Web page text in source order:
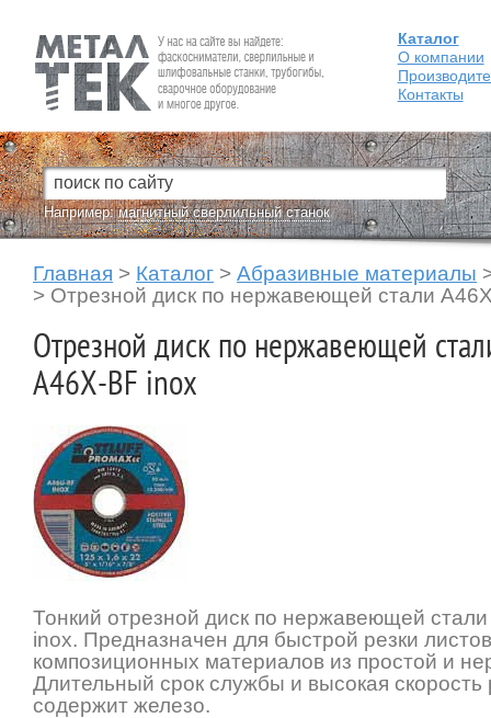
Fein — Профессиональный электроинструмент для обработки
металла.
Каталог
О компании
Контакты
Например:магнитный сверлильный станок
Главная > Каталог > Абразивные материалы
> Отрезной диск по нержавеющей стали
Отрезной диск по нержавеющей
A46X-BF inox
Тонкий отрезной диск по нержавеющей
inox. Предназначен для быстрой резки
композиционных материалов из простой и
Длительный срок службы и высокая скорость
содержит железо.